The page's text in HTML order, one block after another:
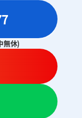
無休)